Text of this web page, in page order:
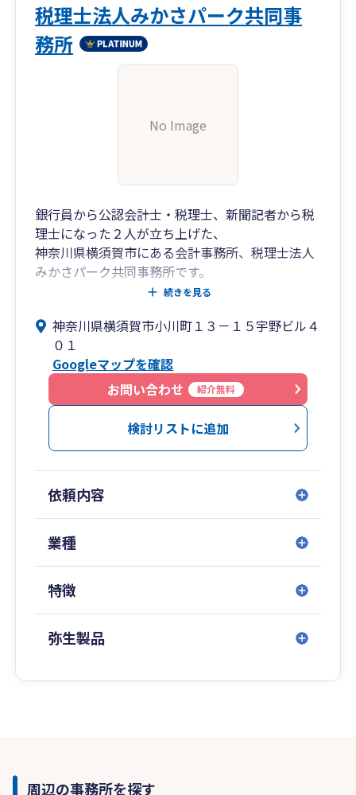
税理士法人みかさパーク共同事
務所
No Image
銀行員から公認会計士・税理士、新聞記者から税
理士になった２人が立ち上げた、
神奈川県横須賀市にある会計事務所、税理士法人
みかさパーク共同事務所です。
さまざまな経験を積んだ２人だからこそできる、
続きを見る
神奈川県横須賀市小川町１３－１５宇野ビル４
０１
Googleマップを確認
お問い合わせ
紹介無料
検討リストに追加
依頼内容
業種
特徴
弥生製品
周辺の事務所を探す